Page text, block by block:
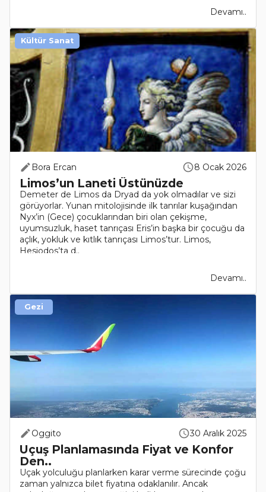
Devamı..
Bora Ercan 8 Ocak 2026
Limos’un Laneti Üstünüzde
Demeter de Limos da Dryad da yok olmadılar ve sizi
görüyorlar. Yunan mitolojisinde ilk tanrılar kuşağından
Nyx’in (Gece) çocuklarından biri olan çekişme,
uyumsuzluk, haset tanrıçası Eris’in başka bir çocuğu da
açlık, yokluk ve kıtlık tanrıçası Limos’tur. Limos,
Hesiodos’ta d..
Devamı..
Kültür Sanat
Oggito 30 Aralık 2025
Uçuş Planlamasında Fiyat ve Konfor
Den..
Uçak yolculuğu planlarken karar verme sürecinde çoğu
zaman yalnızca bilet fiyatına odaklanılır. Ancak
Gezi